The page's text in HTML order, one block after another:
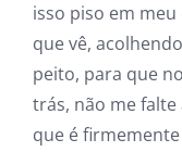
isso piso em
que vê,
peito, para que
trás, não me
que é